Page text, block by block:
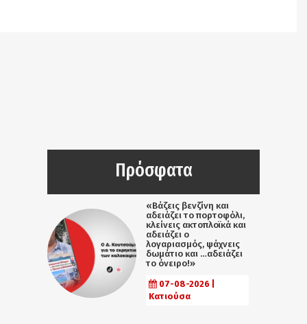
Πρόσφατα
«Βάζεις βενζίνη και
αδειάζει το πορτοφόλι,
κλείνεις ακτοπλοϊκά και
αδειάζει ο
λογαριασμός, ψάχνεις
δωμάτιο και …αδειάζει
το όνειρο!»
07-08-2026 |
Κατιούσα